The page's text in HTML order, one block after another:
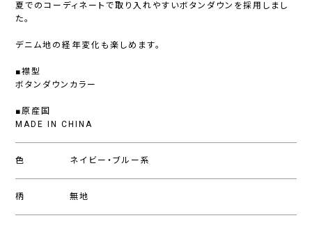
夏でのコーディネートで取り入れやすいボタンダウンを採用しまし
た。
デニム地の経年変化も楽しめます。
■襟型
ボタンダウンカラー
■原産国
MADE IN CHINA
色 ネイビー・ブルー系
柄 無地